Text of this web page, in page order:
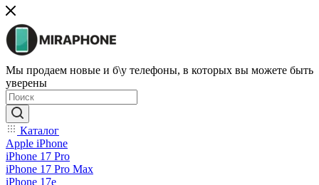
Мы продаем новые и б\у телефоны, в которых вы можете быть
уверены
Каталог
Apple iPhone
iPhone 17 Pro
iPhone 17 Pro Max
iPhone 17e